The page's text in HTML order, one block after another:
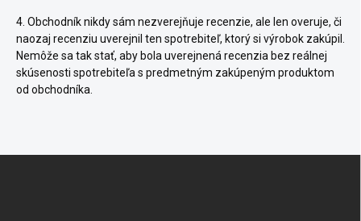
4. Obchodník nikdy sám nezverejňuje recenzie, ale len overuje, či
naozaj recenziu uverejnil ten spotrebiteľ, ktorý si výrobok zakúpil.
Nemôže sa tak stať, aby bola uverejnená recenzia bez reálnej
skúsenosti spotrebiteľa s predmetným zakúpeným produktom
od obchodníka.